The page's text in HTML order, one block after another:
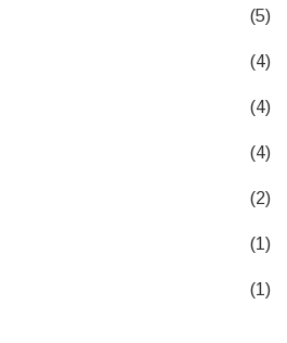
(5)
(4)
(4)
(4)
(2)
(1)
(1)